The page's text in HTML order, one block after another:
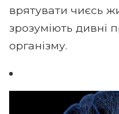
врятувати чиєсь
зрозуміють дивні
організму.